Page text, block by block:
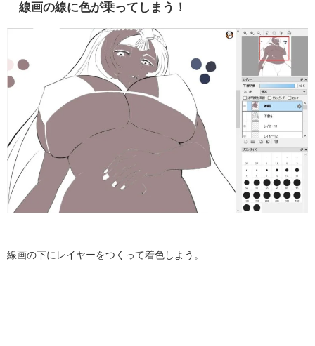
線画の線に色が乗ってしまう！
線画の下にレイヤーをつくって着色しよう。